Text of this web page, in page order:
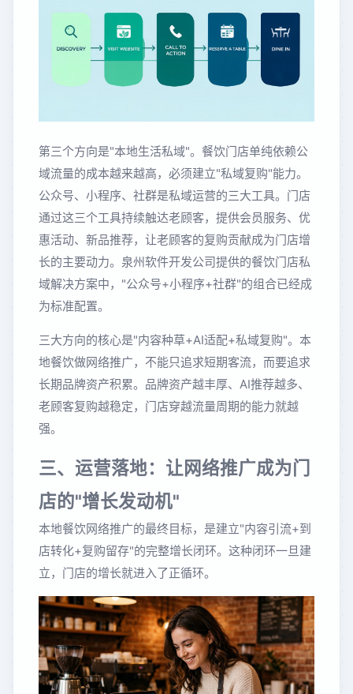
第三个方向是"本地生活私域"。餐饮门店单纯依赖公
域流量的成本越来越高，必须建立"私域复购"能力。
公众号、小程序、社群是私域运营的三大工具。门店
通过这三个工具持续触达老顾客，提供会员服务、优
惠活动、新品推荐，让老顾客的复购贡献成为门店增
长的主要动力。泉州软件开发公司提供的餐饮门店私
域解决方案中，"公众号+小程序+社群"的组合已经成
为标准配置。
三大方向的核心是"内容种草+AI适配+私域复购"。本
地餐饮做网络推广，不能只追求短期客流，而要追求
长期品牌资产积累。品牌资产越丰厚、AI推荐越多、
老顾客复购越稳定，门店穿越流量周期的能力就越
强。
三、运营落地：让网络推广成为门
店的"增长发动机"
本地餐饮网络推广的最终目标，是建立"内容引流+到
店转化+复购留存"的完整增长闭环。这种闭环一旦建
立，门店的增长就进入了正循环。